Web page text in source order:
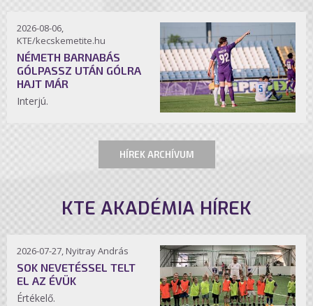
2026-08-06,
KTE/kecskemetite.hu
NÉMETH BARNABÁS
GÓLPASSZ UTÁN GÓLRA
HAJT MÁR
Interjú.
HÍREK ARCHÍVUM
KTE AKADÉMIA HÍREK
2026-07-27, Nyitray András
SOK NEVETÉSSEL TELT
EL AZ ÉVÜK
Értékelő.